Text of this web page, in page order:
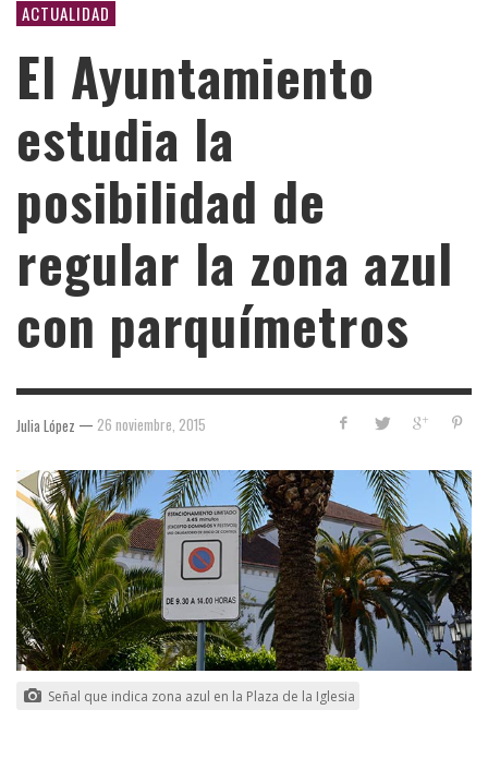
ACTUALIDAD
El Ayuntamiento
estudia la
posibilidad de
regular la zona azul
con parquímetros
Julia López — 26 noviembre, 2015
Señal que indica zona azul en la Plaza de la Iglesia